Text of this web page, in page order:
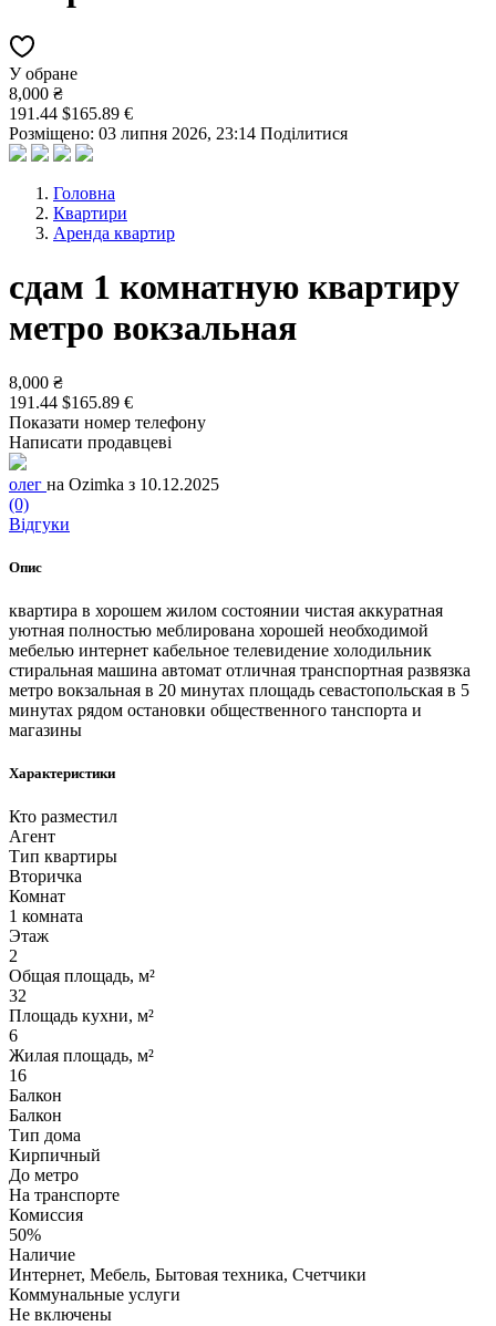
У обране
8,000 ₴
191.44 $165.89 €
Розміщено: 03 липня 2026, 23:14 Поділитися
Головна
Квартири
Аренда квартир
сдам 1 комнатную квартиру
метро вокзальная
8,000 ₴
191.44 $165.89 €
Показати номер телефону
Написати продавцеві
олег на Ozimka з 10.12.2025
(0)
Відгуки
Опис
квартира в хорошем жилом состоянии чистая аккуратная
уютная полностью меблирована хорошей необходимой
мебелью интернет кабельное телевидение холодильник
стиральная машина автомат отличная транспортная развязка
метро вокзальная в 20 минутах площадь севастопольская в 5
минутах рядом остановки общественного танспорта и
магазины
Характеристики
Кто разместил
Агент
Тип квартиры
Вторичка
Комнат
1 комната
Этаж
2
Общая площадь, м²
32
Площадь кухни, м²
6
Жилая площадь, м²
16
Балкон
Балкон
Тип дома
Кирпичный
До метро
На транспорте
Комиссия
50%
Наличие
Интернет, Мебель, Бытовая техника, Счетчики
Коммунальные услуги
Не включены